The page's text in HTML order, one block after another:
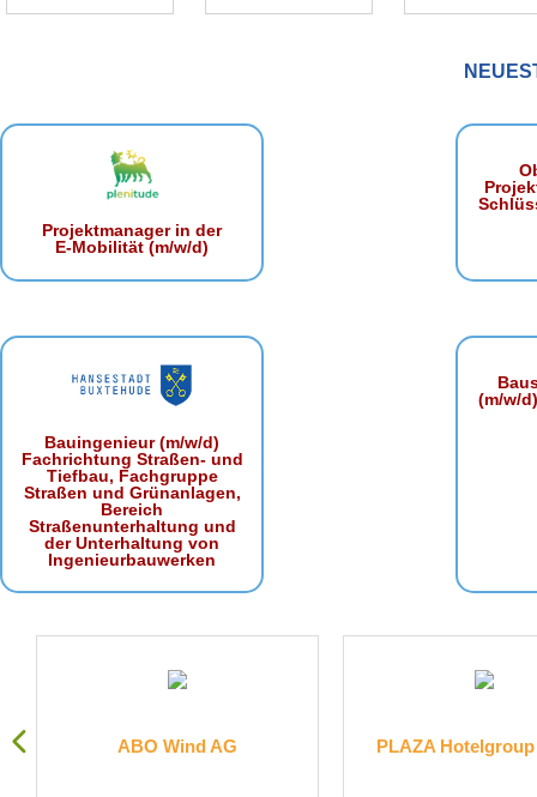
Projektmanager in der
E‑Mobilität (m/w/d)
Bauingenieur (m/w/d)
Fachrichtung Straßen- und
Tiefbau, Fachgruppe
Straßen und Grünanlagen,
Bereich
Straßenunterhaltung und
der Unterhaltung von
Ingenieurbauwerken
(m/w/
ABO Wind AG PLAZA